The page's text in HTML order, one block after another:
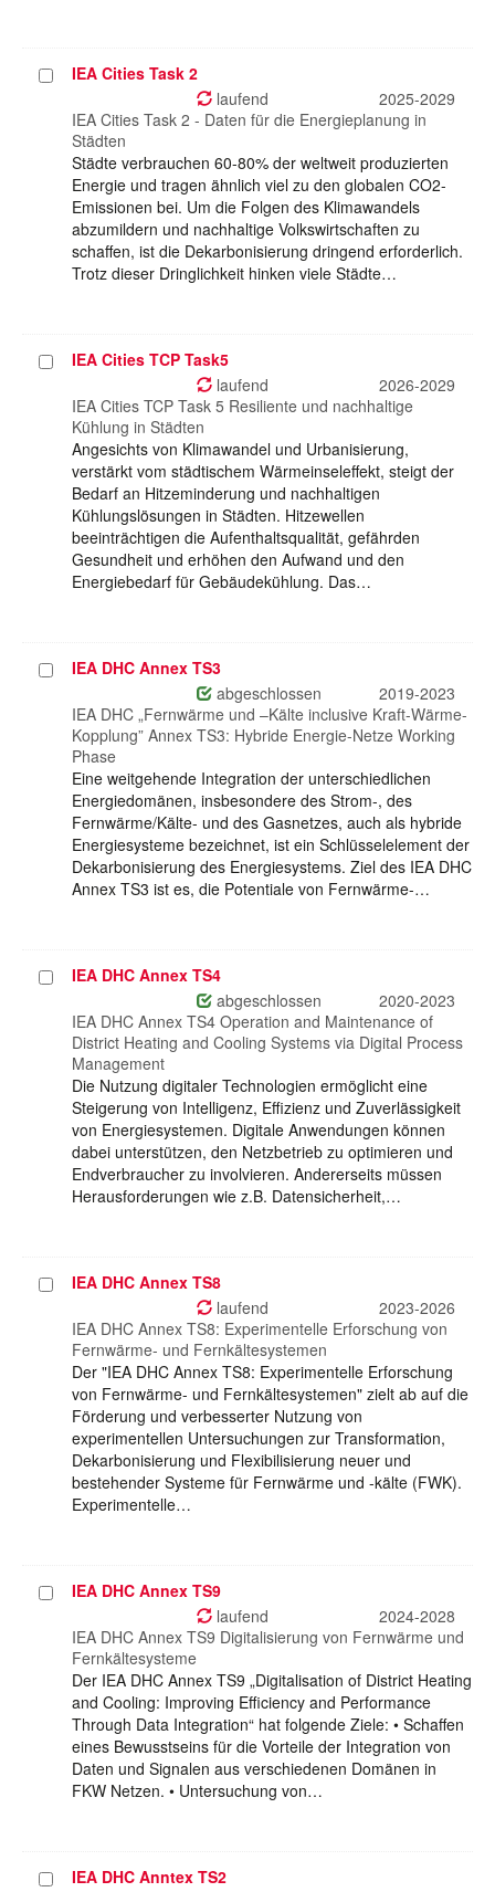
ProjektIEA Cities Task 2
laufend
2025-2029
IEA Cities Task 2 - Daten für die Energieplanung in
Städten
Städte verbrauchen 60-80% der weltweit produzierten
Energie und tragen ähnlich viel zu den globalen CO2-
Emissionen bei. Um die Folgen des Klimawandels
abzumildern und nachhaltige Volkswirtschaften zu
schaffen, ist die Dekarbonisierung dringend erforderlich.
Trotz dieser Dringlichkeit hinken viele Städte…
ProjektIEA Cities TCP Task5
laufend
2026-2029
IEA Cities TCP Task 5 Resiliente und nachhaltige
Kühlung in Städten
Angesichts von Klimawandel und Urbanisierung,
verstärkt vom städtischem Wärmeinseleffekt, steigt der
Bedarf an Hitzeminderung und nachhaltigen
Kühlungslösungen in Städten. Hitzewellen
beeinträchtigen die Aufenthaltsqualität, gefährden
Gesundheit und erhöhen den Aufwand und den
Energiebedarf für Gebäudekühlung. Das…
ProjektIEA DHC Annex TS3
abgeschlossen
2019-2023
IEA DHC „Fernwärme und –Kälte inclusive Kraft-Wärme-
Kopplung” Annex TS3: Hybride Energie-Netze Working
Phase
Eine weitgehende Integration der unterschiedlichen
Energiedomänen, insbesondere des Strom-, des
Fernwärme/Kälte- und des Gasnetzes, auch als hybride
Energiesysteme bezeichnet, ist ein Schlüsselelement der
Dekarbonisierung des Energiesystems. Ziel des IEA DHC
Annex TS3 ist es, die Potentiale von Fernwärme-…
ProjektIEA DHC Annex TS4
abgeschlossen
2020-2023
IEA DHC Annex TS4 Operation and Maintenance of
District Heating and Cooling Systems via Digital Process
Management
Die Nutzung digitaler Technologien ermöglicht eine
Steigerung von Intelligenz, Effizienz und Zuverlässigkeit
von Energiesystemen. Digitale Anwendungen können
dabei unterstützen, den Netzbetrieb zu optimieren und
Endverbraucher zu involvieren. Andererseits müssen
Herausforderungen wie z.B. Datensicherheit,…
ProjektIEA DHC Annex TS8
laufend
2023-2026
IEA DHC Annex TS8: Experimentelle Erforschung von
Fernwärme- und Fernkältesystemen
Der "IEA DHC Annex TS8: Experimentelle Erforschung
von Fernwärme- und Fernkältesystemen" zielt ab auf die
Förderung und verbesserter Nutzung von
experimentellen Untersuchungen zur Transformation,
Dekarbonisierung und Flexibilisierung neuer und
bestehender Systeme für Fernwärme und -kälte (FWK).
Experimentelle…
ProjektIEA DHC Annex TS9
laufend
2024-2028
IEA DHC Annex TS9 Digitalisierung von Fernwärme und
Fernkältesysteme
Der IEA DHC Annex TS9 „Digitalisation of District Heating
and Cooling: Improving Efficiency and Performance
Through Data Integration“ hat folgende Ziele: • Schaffen
eines Bewusstseins für die Vorteile der Integration von
Daten und Signalen aus verschiedenen Domänen in
FKW Netzen. • Untersuchung von…
ProjektIEA DHC Anntex TS2